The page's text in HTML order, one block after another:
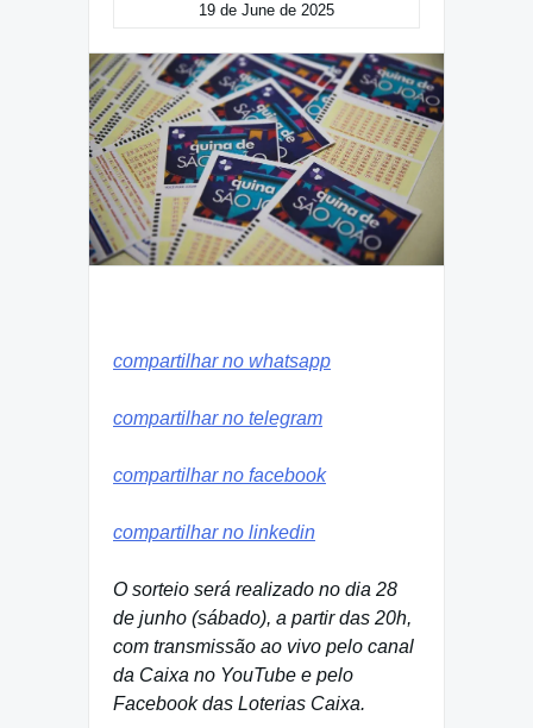
19 de June de 2025
compartilhar no whatsapp
compartilhar no telegram
compartilhar no facebook
compartilhar no linkedin
O sorteio será realizado no dia 28
de junho (sábado), a partir das 20h,
com transmissão ao vivo pelo canal
da Caixa no YouTube e pelo
Facebook das Loterias Caixa.